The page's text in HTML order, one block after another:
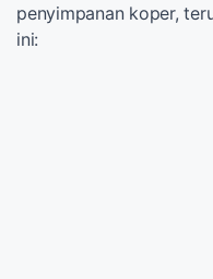
penyimpanan koper,
ini: